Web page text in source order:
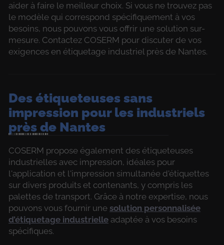
aider à faire le meilleur choix. Si vous ne trouvez pas
le modèle qui correspond spécifiquement à vos
besoins, nous pouvons vous offrir une solution sur-
mesure. Contactez COSERM pour discuter de vos
exigences en étiquetage industriel près de Nantes.
Des étiqueteuses sans
impression pour les industriels
près de Nantes
COSERM propose également des étiqueteuses
industrielles avec impression, idéales pour
l'application et l'impression simultanée d'étiquettes
sur divers produits et contenants, y compris les
palettes de transport. Grâce à notre expertise, nous
pouvons vous fournir une solution personnalisée
d’étiquetage industrielle adaptée à vos besoins
spécifiques.